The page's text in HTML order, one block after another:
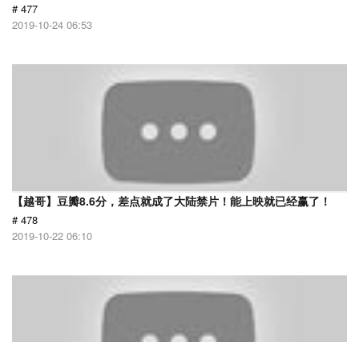
# 477
2019-10-24 06:53
【越哥】豆瓣8.6分，差点就成了大陆禁片！能上映就已经赢了！
# 478
2019-10-22 06:10